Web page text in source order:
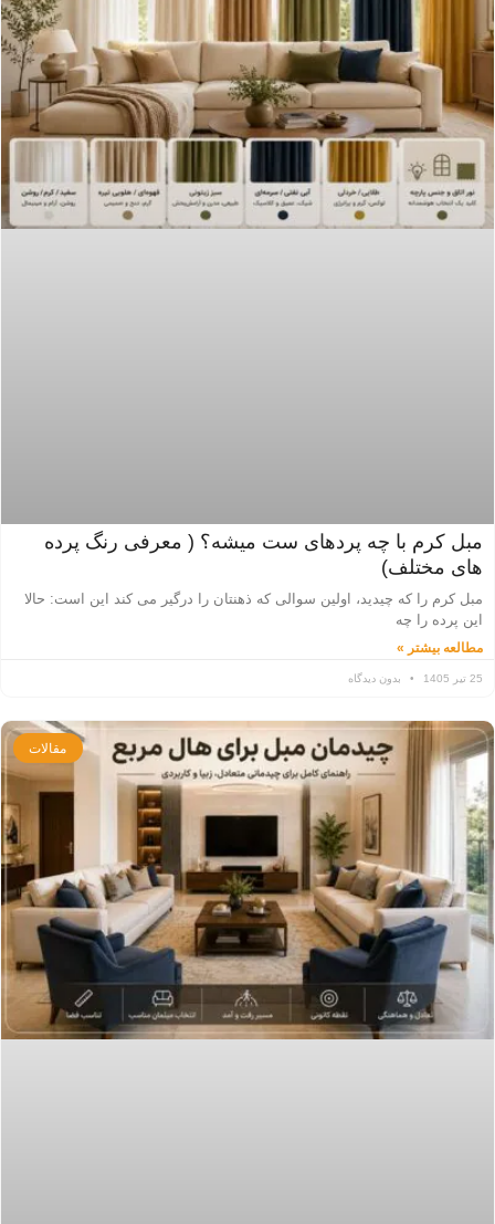
مبل کرم با چه پردهای ست میشه؟ ( معرفی رنگ پرده
های مختلف)
مبل کرم را که چیدید، اولین سوالی که ذهنتان را درگیر می کند این است: حالا
این پرده را چه
مطالعه بیشتر »
25 تیر 1405 بدون دیدگاه
مقالات